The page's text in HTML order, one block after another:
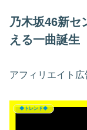
乃木坂46新セ
える一曲誕生
アフィリエイト広
◆トレンド◆